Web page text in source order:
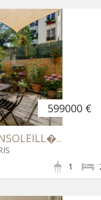
599000 €
1